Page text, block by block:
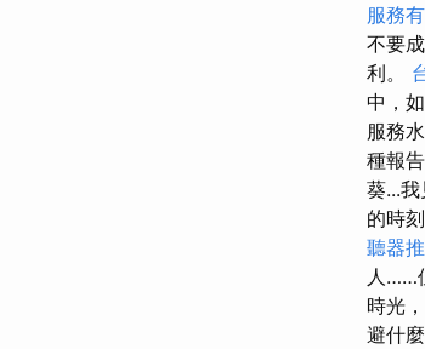
服務
不要
利。
中，
服務
種報
葵...
的時
聽器
人……
時光
避什